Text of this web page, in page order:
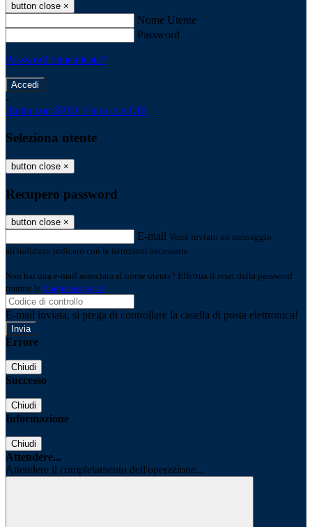
button close ×
Nome Utente
Password
Password dimenticata?
-
Entra con SPID Entra con CIE
Seleziona utente
button close ×
Recupero password
button close ×
E-mail Verrà inviato un messaggio
all'indirizzo indicato con le istruzioni necessarie.
Non hai una e-mail associata al nome utente? Effettua il reset della password
tramite la Login Spaggiari
E-mail inviata, si prega di controllare la casella di posta elettronica!
Errore
Chiudi
Successo
Chiudi
Informazione
Chiudi
Attendere...
Attendere il completamento dell'operazione...